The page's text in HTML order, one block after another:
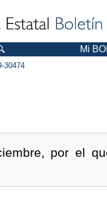
Mi
30474
por el